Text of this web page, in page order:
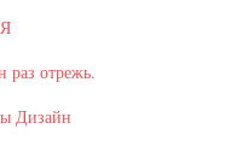
отрежь.
Дизайн